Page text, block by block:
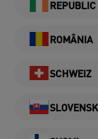
ROMÂNIA
SCHWEIZ